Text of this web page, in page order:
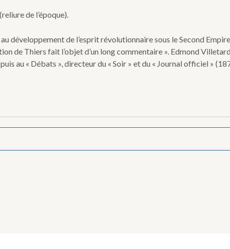
de l’époque).
développement de l’esprit révolutionnaire sous le Second
de Thiers fait l’objet d’un long commentaire ». Edmond
au « Débats », directeur du « Soir » et du « Journal officiel »